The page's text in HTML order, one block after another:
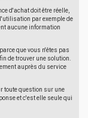
d'achat doit être réelle,
par exemple de
aucune information
que vous n'êtes pas
de trouver une solution.
auprès du service
toute question sur une
et c'est elle seule qui